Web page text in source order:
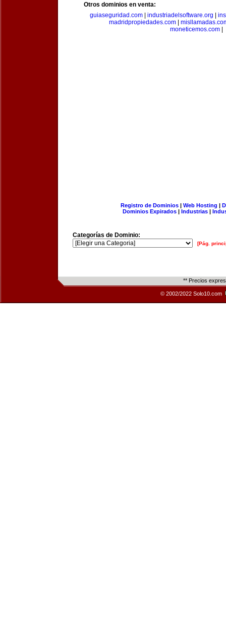
Otros dominios en venta:
guiaseguridad.com| industriadelsoftware.org
madridpropiedades.com|
moneticemos.com|
Registro de Dominios| Web Hosting |
Dominios Expirados | Industrias |
Categorías de Dominio:
[Pág.
** Precios
© 2002/2022 Solo10.com